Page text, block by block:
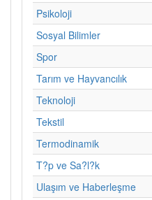
Psikoloji
Sosyal Bilimler
Spor
Tarım ve Hayvancılık
Teknoloji
Tekstil
Termodinamik
T?p ve Sa?l?k
Ulaşım ve Haberleşme